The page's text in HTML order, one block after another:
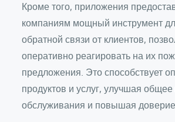
Кроме того, приложения
компаниям мощный инструмент
обратной связи от клиентов,
оперативно реагировать на их
предложения. Это способствует
продуктов и услуг, улучшая общее
обслуживания и повышая